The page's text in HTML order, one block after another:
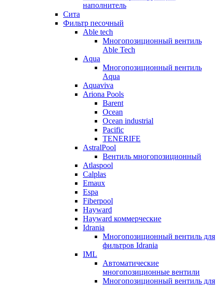
наполнитель
Сита
Фильтр песочный
Able tech
Многопозиционный вентиль
Able Tech
Aqua
Многопозиционный вентиль
Aqua
Aquaviva
Ariona Pools
Barent
Ocean
Ocean industrial
Pacific
TENERIFE
AstralPool
Вентиль многопозиционный
Atlaspool
Calplas
Emaux
Espa
Fiberpool
Hayward
Hayward коммерческие
Idrania
Многопозиционный вентиль для
фильтров Idrania
IML
Автоматические
многопозиционные вентили
Многопозиционный вентиль для